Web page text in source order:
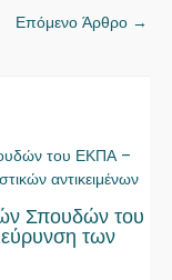
Επόμενο Άρθρο →
Σπουδών του
των